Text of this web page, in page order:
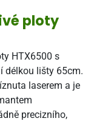
ploty
HTX6500 s
délkou lišty 65cm.
laserem a je
precizního,